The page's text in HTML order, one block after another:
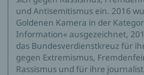
und Antisemitismus ein. 2016
Goldenen Kamera in der
Information« ausgezeichnet,
das Bundesverdienstkreuz für
gegen Extremismus,
Rassismus und für ihre